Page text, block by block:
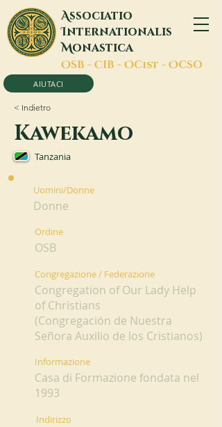
Associatio
Internationalis
Monastica
OSB - CIB - OCist - OCSO
AIUTACI
< Indietro
Kawekamo
Tanzania
Uomini/Donne
Donne
Ordine
OSB
Congregazione / Federazione
Congregation of Our Lady Help
of Christians
(Congregación de Nuestra
Señora Auxilio de los Cristianos)
Informazione
Casa di Formazione fondata nel
1993
Indirizzo